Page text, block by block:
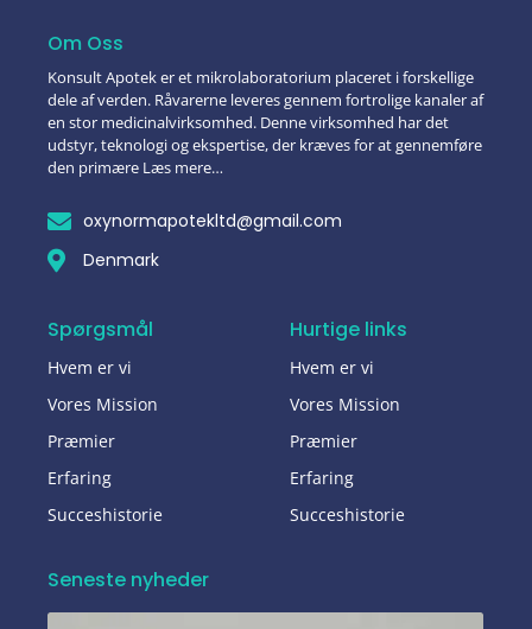
Om Oss
Konsult Apotek er et mikrolaboratorium placeret i forskellige
dele af verden. Råvarerne leveres gennem fortrolige kanaler af
en stor medicinalvirksomhed. Denne virksomhed har det
udstyr, teknologi og ekspertise, der kræves for at gennemføre
den primære Læs mere…
oxynormapotekltd@gmail.com
Denmark
Spørgsmål
Hvem er vi
Vores Mission
Præmier
Erfaring
Succeshistorie
Hurtige links
Hvem er vi
Vores Mission
Præmier
Erfaring
Succeshistorie
Seneste nyheder